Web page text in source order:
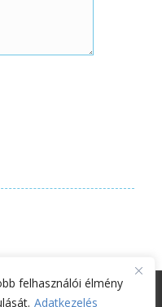
felhasználói élmény
Adatkezelés
Enfold WordPress Theme